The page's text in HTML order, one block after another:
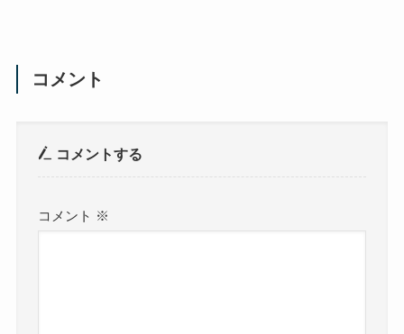
コメント
コメントする
コメント ※